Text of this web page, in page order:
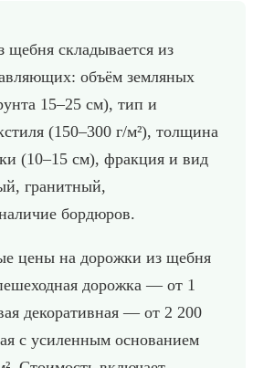
складывается из
объём земляных
15–25 см), тип и
(150–300 г/м²), толщина
(10–15 см), фракция и вид
гранитный,
бордюров.
цены на дорожки из щебня
дорожка — от 1
декоративная — от 2 200
с усиленным основанием